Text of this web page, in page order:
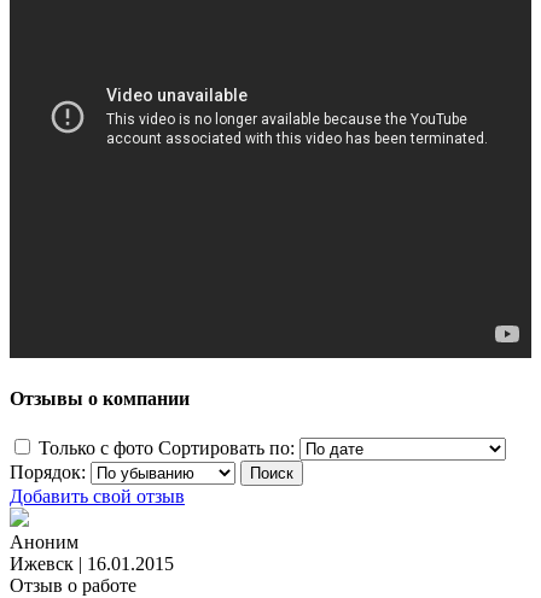
Отзывы о компании
Только с фото Сортировать по:
Порядок:
Добавить свой отзыв
Аноним
Ижевск | 16.01.2015
Отзыв о работе